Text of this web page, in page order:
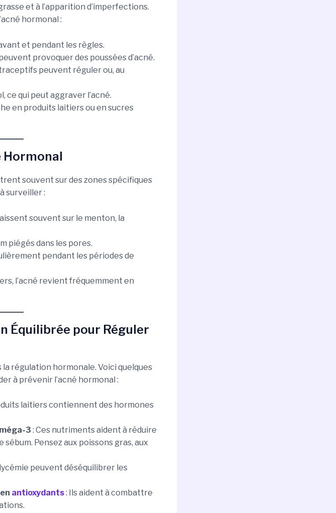
et à l’apparition d’imperfections.
hormonal :
et pendant les règles.
provoquer des poussées d’acné.
peuvent réguler ou, au
ce qui peut aggraver l’acné.
en produits laitiers ou en sucres
Hormonal
souvent sur des zones spécifiques
surveiller :
souvent sur le menton, la
piégés dans les pores.
pendant les périodes de
l’acné revient fréquemment en
Équilibrée pour Réguler
régulation hormonale. Voici quelques
à prévenir l’acné hormonal :
laitiers contiennent des hormones
3 : Ces nutriments aident à réduire
Pensez aux poissons gras, aux
peuvent déséquilibrer les
antioxydants: Ils aident à combattre